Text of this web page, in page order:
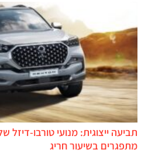
תביעה ייצוגית: מנועי טורבו-דיזל
מתפגרים בשיעור חריג